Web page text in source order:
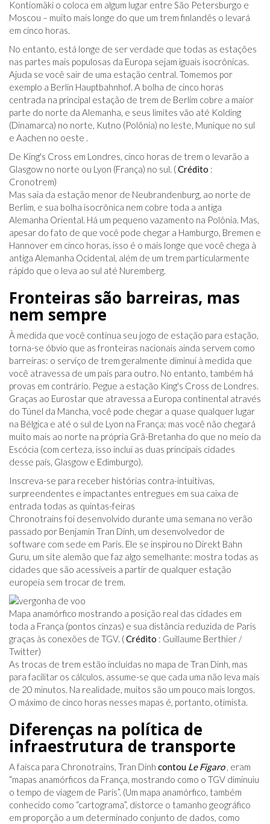
Kontiomäki o coloca em algum lugar entre São Petersburgo e
Moscou – muito mais longe do que um trem finlandês o levará
em cinco horas.
No entanto, está longe de ser verdade que todas as estações
nas partes mais populosas da Europa sejam iguais isocrônicas.
Ajuda se você sair de uma estação central. Tomemos por
exemplo a Berlin Hauptbahnhof. A bolha de cinco horas
centrada na principal estação de trem de Berlim cobre a maior
parte do norte da Alemanha, e seus limites vão até Kolding
(Dinamarca) no norte, Kutno (Polônia) no leste, Munique no sul
e Aachen no oeste .
De King's Cross em Londres, cinco horas de trem o levarão a
Glasgow no norte ou Lyon (França) no sul. (Crédito :
Cronotrem)
Mas saia da estação menor de Neubrandenburg, ao norte de
Berlim, e sua bolha isocrônica nem cobre toda a antiga
Alemanha Oriental. Há um pequeno vazamento na Polônia. Mas,
apesar do fato de que você pode chegar a Hamburgo, Bremen e
Hannover em cinco horas, isso é o mais longe que você chega à
antiga Alemanha Ocidental, além de um trem particularmente
rápido que o leva ao sul até Nuremberg.
Fronteiras são barreiras, mas
nem sempre
À medida que você continua seu jogo de estação para estação,
torna-se óbvio que as fronteiras nacionais ainda servem como
barreiras: o serviço de trem geralmente diminui à medida que
você atravessa de um país para outro. No entanto, também há
provas em contrário. Pegue a estação King's Cross de Londres.
Graças ao Eurostar que atravessa a Europa continental através
do Túnel da Mancha, você pode chegar a quase qualquer lugar
na Bélgica e até o sul de Lyon na França; mas você não chegará
muito mais ao norte na própria Grã-Bretanha do que no meio da
Escócia (com certeza, isso inclui as duas principais cidades
desse país, Glasgow e Edimburgo).
Inscreva-se para receber histórias contra-intuitivas,
surpreendentes e impactantes entregues em sua caixa de
entrada todas as quintas-feiras
Chronotrains foi desenvolvido durante uma semana no verão
passado por Benjamin Tran Dinh, um desenvolvedor de
software com sede em Paris. Ele se inspirou no Direkt Bahn
Guru, um site alemão que faz algo semelhante: mostra todas as
cidades que são acessíveis a partir de qualquer estação
europeia sem trocar de trem.
Mapa anamórfico mostrando a posição real das cidades em
toda a França (pontos cinzas) e sua distância reduzida de Paris
graças às conexões de TGV. (Crédito : Guillaume Berthier /
Twitter)
As trocas de trem estão incluídas no mapa de Tran Dinh, mas
para facilitar os cálculos, assume-se que cada uma não leva mais
de 20 minutos. Na realidade, muitos são um pouco mais longos.
O máximo de cinco horas nesses mapas é, portanto, otimista.
Diferenças na política de
infraestrutura de transporte
A faísca para Chronotrains, Tran Dinh contou Le Figaro , eram
“mapas anamórficos da França, mostrando como o TGV diminuiu
o tempo de viagem de Paris”. (Um mapa anamórfico, também
conhecido como “cartograma”, distorce o tamanho geográfico
em proporção a um determinado conjunto de dados, como